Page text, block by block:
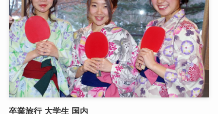
卒業旅行 大学生 国内